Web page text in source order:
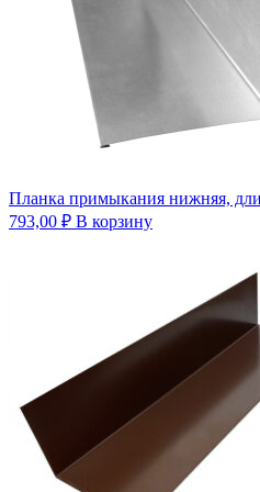
Планка примыкания нижняя,
793,00 ₽ В корзину